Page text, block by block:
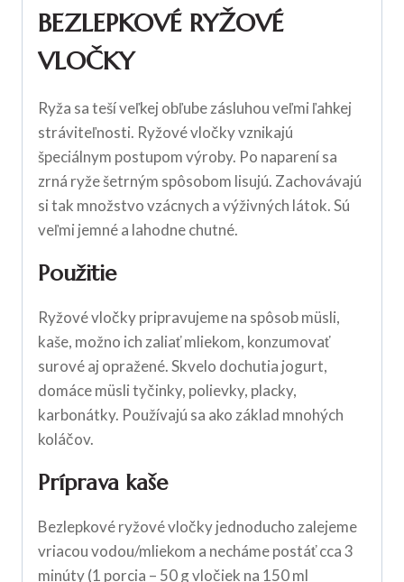
BEZLEPKOVÉ RYŽOVÉ
VLOČKY
Ryža sa teší veľkej obľube zásluhou veľmi ľahkej
stráviteľnosti. Ryžové vločky vznikajú
špeciálnym postupom výroby. Po naparení sa
zrná ryže šetrným spôsobom lisujú. Zachovávajú
si tak množstvo vzácnych a výživných látok. Sú
veľmi jemné a lahodne chutné.
Použitie
Ryžové vločky pripravujeme na spôsob müsli,
kaše, možno ich zaliať mliekom, konzumovať
surové aj opražené. Skvelo dochutia jogurt,
domáce müsli tyčinky, polievky, placky,
karbonátky. Používajú sa ako základ mnohých
koláčov.
Príprava kaše
Bezlepkové ryžové vločky jednoducho zalejeme
vriacou vodou/mliekom a necháme postáť cca 3
minúty (1 porcia – 50 g vločiek na 150 ml